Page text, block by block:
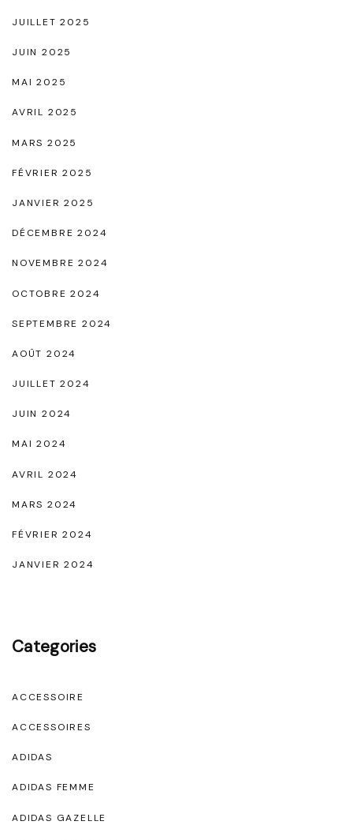
"
JUILLET 2025
JUIN 2025
MAI 2025
AVRIL 2025
MARS 2025
FÉVRIER 2025
JANVIER 2025
DÉCEMBRE 2024
NOVEMBRE 2024
OCTOBRE 2024
SEPTEMBRE 2024
AOÛT 2024
JUILLET 2024
JUIN 2024
MAI 2024
AVRIL 2024
MARS 2024
FÉVRIER 2024
JANVIER 2024
Categories
ACCESSOIRE
ACCESSOIRES
ADIDAS
ADIDAS FEMME
ADIDAS GAZELLE